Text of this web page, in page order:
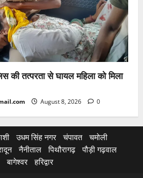
की तत्परता से घायल महिला को मिला
August 8, 2026 0
उधम सिंह नगर चंपावत
चमोली
नैनीताल पिथौरागढ़
पौड़ी गढ़वाल
बागेश्वर
हरिद्वार